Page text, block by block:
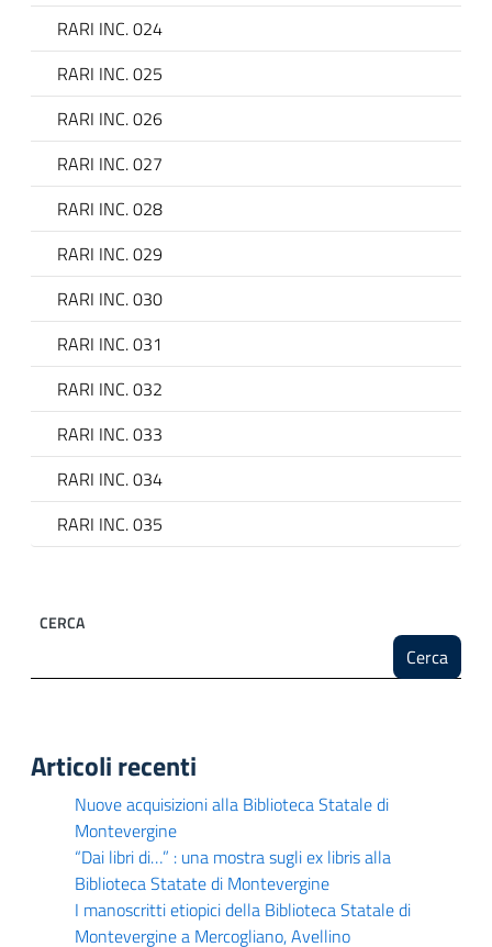
RARI INC. 024
RARI INC. 025
RARI INC. 026
RARI INC. 027
RARI INC. 028
RARI INC. 029
RARI INC. 030
RARI INC. 031
RARI INC. 032
RARI INC. 033
RARI INC. 034
RARI INC. 035
CERCA
Cerca
Articoli recenti
Nuove acquisizioni alla Biblioteca Statale di
Montevergine
“Dai libri di…” : una mostra sugli ex libris alla
Biblioteca Statate di Montevergine
I manoscritti etiopici della Biblioteca Statale di
Montevergine a Mercogliano, Avellino